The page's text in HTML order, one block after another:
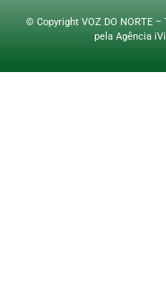
© Copyright VOZ DO NORTE
pela Agência